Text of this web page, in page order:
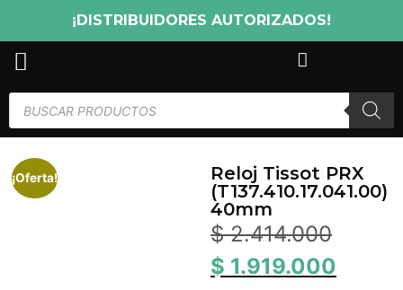
¡DISTRIBUIDORES AUTORIZADOS!
¡Oferta!
Reloj Tissot PRX
(T137.410.17.041.00)
40mm
$2.414.000
$ 1.919.000